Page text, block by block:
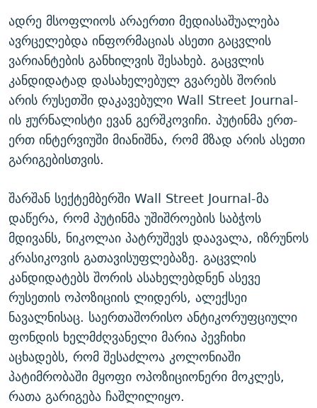
ადრე მსოფლიოს არაერთი მედიასაშუალება
ავრცელებდა ინფორმაციას ასეთი გაცვლის
ვარიანტების განხილვის შესახებ. გაცვლის
კანდიდატად დასახელებულ გვარებს შორის
არის რუსეთში დაკავებული Wall Street Journal-
ის ჟურნალისტი ევან გერშკოვიჩი. პუტინმა ერთ-
ერთ ინტერვიუში მიანიშნა, რომ მზად არის ასეთი
გარიგებისთვის.
შარშან სექტემბერში Wall Street Journal-მა
დაწერა, რომ პუტინმა უშიშროების საბჭოს
მდივანს, ნიკოლაი პატრუშევს დაავალა, იზრუნოს
კრასიკოვის გათავისუფლებაზე. გაცვლის
კანდიდატებს შორის ასახელებდნენ ასევე
რუსეთის ოპოზიციის ლიდერს, ალექსეი
ნავალნისაც. საერთაშორისო ანტიკორუფციული
ფონდის ხელმძღვანელი მარია პევჩიხი
აცხადებს, რომ შესაძლოა კოლონიაში
პატიმრობაში მყოფი ოპოზიციონერი მოკლეს,
რათა გარიგება ჩაშლილიყო.